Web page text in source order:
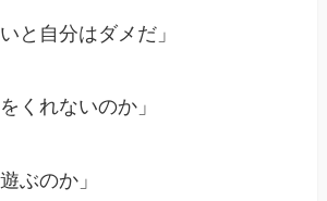
と自分はダメだ」
くれないのか」
ぶのか」